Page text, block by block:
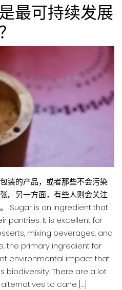
最可持续发展
装的产品，或者那些不会污染
。另一方面，有些人则会关注
。 Sugar is an ingredient that
pantries. It is excellent for
mixing beverages, and
the primary ingredient for
environmental impact that
biodiversity. There are a lot
to cane […]